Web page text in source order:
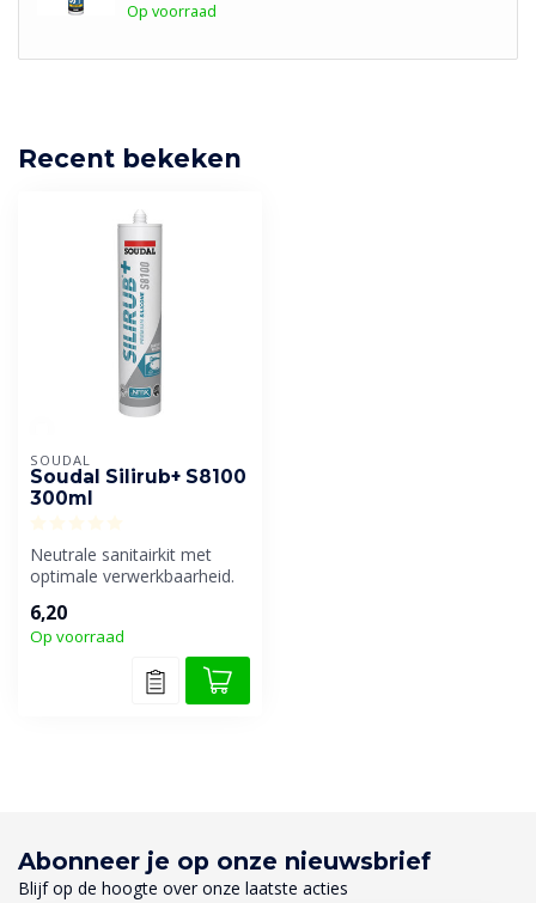
Op voorraad
Recent bekeken
SOUDAL
Soudal Silirub+ S8100
300ml
Neutrale sanitairkit met
optimale verwerkbaarheid.
afdi...
6,20
Op voorraad
Abonneer je op onze nieuwsbrief
Blijf op de hoogte over onze laatste acties